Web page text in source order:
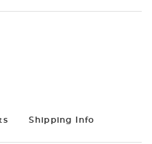
Shipping Info